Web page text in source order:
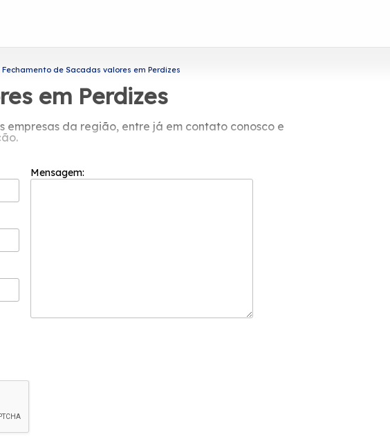
Fechamento de Sacadas valores em Perdizes
em Perdizes
empresas da região, entre já em contato conosco e
contar com a Protavi Vidros para solicitar produtos e
exemplo, portas de vidro, box para banheiros e
suas dúvidas, estamos à sua disposição.
Mensagem: